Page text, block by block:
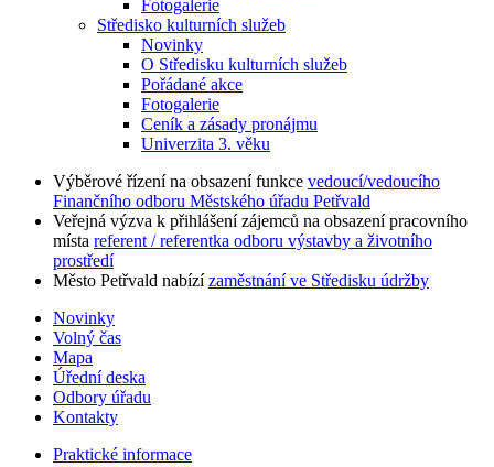
Fotogalerie
Středisko kulturních služeb
Novinky
O Středisku kulturních služeb
Pořádané akce
Fotogalerie
Ceník a zásady pronájmu
Univerzita 3. věku
Výběrové řízení na obsazení funkce vedoucí/vedoucího
Finančního odboru Městského úřadu Petřvald
Veřejná výzva k přihlášení zájemců na obsazení pracovního
místa referent / referentka odboru výstavby a životního
prostředí
Město Petřvald nabízízaměstnání ve Středisku údržby
Novinky
Volný čas
Mapa
Úřední deska
Odbory úřadu
Kontakty
Praktické informace